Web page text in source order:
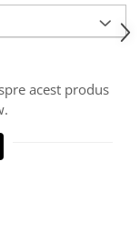
acest produs